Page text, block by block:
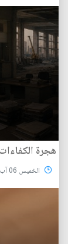
هجرة الكفاءات
الخميس 06 آب 2026